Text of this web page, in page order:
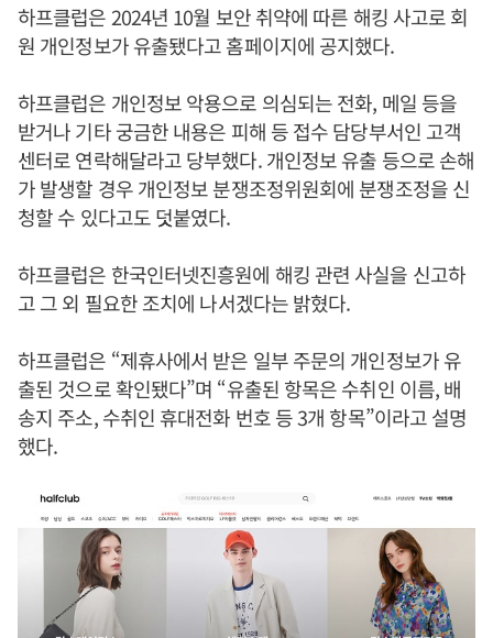
하프클럽은 2024년 10월 보안 취약에 따른 해킹 사고로 회
원 개인정보가 유출됐다고 홈페이지에 공지했다.
하프클럽은 개인정보 악용으로 의심되는 전화, 메일 등을
받거나 기타 궁금한 내용은 피해 등 접수 담당부서인 고객
센터로 연락해달라고 당부했다. 개인정보 유출 등으로 손해
가 발생할 경우 개인정보 분쟁조정위원회에 분쟁조정을 신
청할 수 있다고도 덧붙였다.
하프클럽은 한국인터넷진흥원에 해킹 관련 사실을 신고하
고 그 외 필요한 조치에 나서겠다는 밝혔다.
하프클럽은 “제휴사에서 받은 일부 주문의 개인정보가 유
출된 것으로 확인됐다”며 “유출된 항목은 수취인 이름, 배
송지 주소, 수취인 휴대전화 번호 등 3개 항목”이라고 설명
했다.